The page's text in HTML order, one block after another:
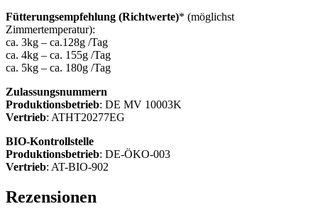
Fütterungsempfehlung (Richtwerte)* (möglichst
Zimmertemperatur):
ca. 3kg – ca.128g /Tag
ca. 4kg – ca. 155g /Tag
ca. 5kg – ca. 180g /Tag
Zulassungsnummern
Produktionsbetrieb: DE MV 10003K
Vertrieb: ATHT20277EG
BIO-Kontrollstelle
Produktionsbetrieb: DE-ÖKO-003
Vertrieb: AT-BIO-902
Rezensionen